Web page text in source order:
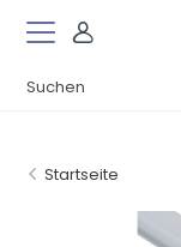
Startseite